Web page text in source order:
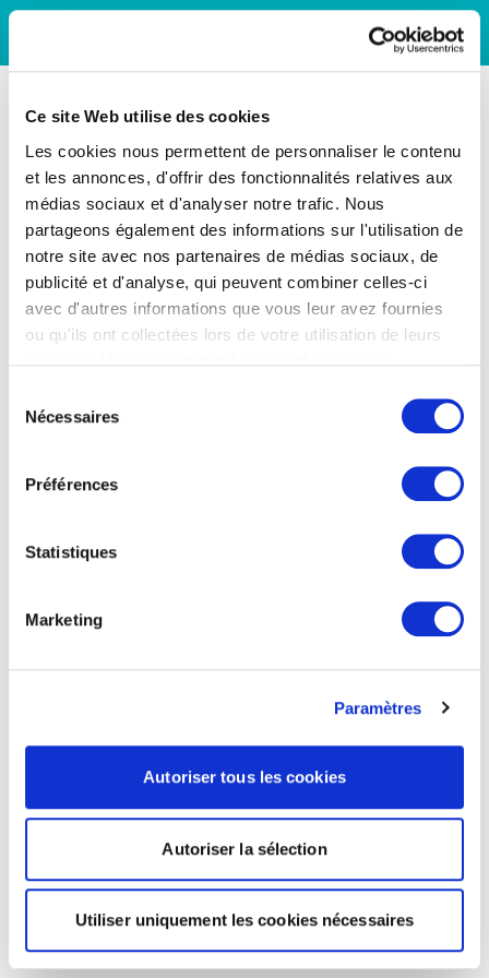
Ce site Web utilise des cookies
Les cookies nous permettent de personnaliser le contenu
et les annonces, d'offrir des fonctionnalités relatives aux
médias sociaux et d'analyser notre trafic. Nous
partageons également des informations sur l'utilisation de
notre site avec nos partenaires de médias sociaux, de
publicité et d'analyse, qui peuvent combiner celles-ci
avec d'autres informations que vous leur avez fournies
ou qu'ils ont collectées lors de votre utilisation de leurs
Nécessaires
Préférences
Statistiques
Marketing
Paramètres
Autoriser tous les cookies
Autoriser la sélection
Utiliser uniquement les cookies nécessaires